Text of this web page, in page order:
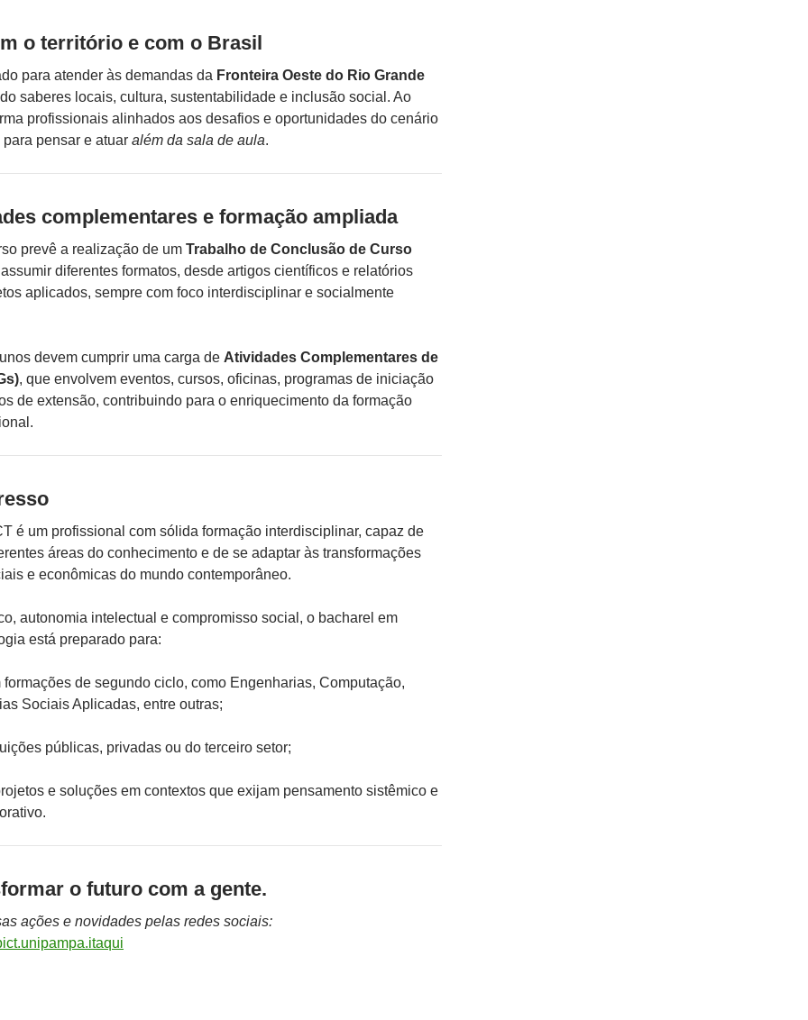
o território e com o Brasil
para atender às demandas da Fronteira Oeste do Rio Grande
saberes locais, cultura, sustentabilidade e inclusão social. Ao
profissionais alinhados aos desafios e oportunidades do cenário
pensar e atuar além da sala de aula.
complementares e formação ampliada
prevê a realização de um Trabalho de Conclusão de Curso
diferentes formatos, desde artigos científicos e relatórios
aplicados, sempre com foco interdisciplinar e socialmente
devem cumprir uma carga de Atividades Complementares de
, que envolvem eventos, cursos, oficinas, programas de iniciação
de extensão, contribuindo para o enriquecimento da formação
é um profissional com sólida formação interdisciplinar, capaz de
áreas do conhecimento e de se adaptar às transformações
e econômicas do mundo contemporâneo.
autonomia intelectual e compromisso social, o bacharel em
está preparado para:
de segundo ciclo, como Engenharias, Computação,
Sociais Aplicadas, entre outras;
públicas, privadas ou do terceiro setor;
e soluções em contextos que exijam pensamento sistêmico e
o futuro com a gente.
ações e novidades pelas redes sociais: